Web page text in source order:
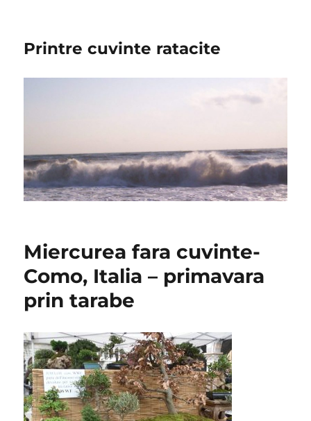
Printre cuvinte ratacite
Miercurea fara cuvinte-
Como, Italia – primavara
prin tarabe